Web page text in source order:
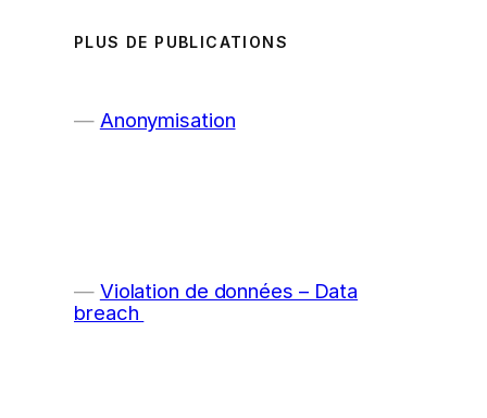
PLUS DE PUBLICATIONS
Anonymisation
Violation de données – Data
breach